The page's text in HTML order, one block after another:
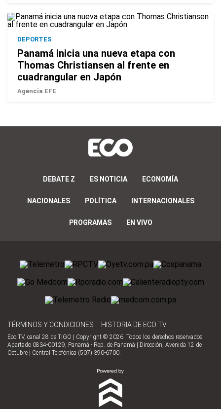
DEPORTES
Panamá inicia una nueva etapa con
Thomas Christiansen al frente en
cuadrangular en Japón
Agencia EFE
DEBATE Z ES NOTICIA ECONOMÍA
NACIONALES POLÍTICA INTERNACIONALES
PROGRAMAS EN VIVO
TÉRMINOS Y CONDICIONES HISTORIA DE ECO TV
Eco TV, canal 28 de TIGO | Copyright © 2026. Todos los derechos reservados
Apartado 0834-00129, Panamá - Rep. de Panamá | Dirección, Avenida 12 de
Octubre | Central Telefónica (507) 390-6700.